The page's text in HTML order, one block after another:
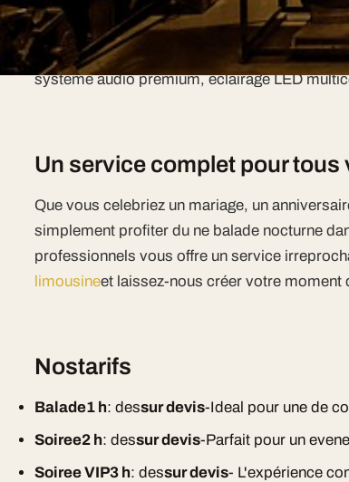
Pourquoi choisir My
My Limousine Paris est un prestataire.
systeme audio premium, eclairage LED
Un service complet pour tous
Que vous celebriez un mariage, un
simplement profiter du ne balade nocturne
professionnels vous offre un service
limousineet laissez-nous créer votre moment
Nostarifs
Balade1 h: dessur devis-Ideal pour une de
Soiree2 h: dessur devis-Parfait pour un
Soiree VIP3 h: dessur devis- L'expérience